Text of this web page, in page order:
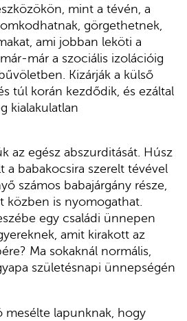
mint a tévén, a
görgethetnek,
ami jobban leköti a
már a szociális izolációig
Kizárják a külső
túl korán kezdődik, és ezáltal
kialakulatlan
az egész abszurditását. Húsz
a babakocsira szerelt tévével
számos babajárgány része,
közben is nyomogathat.
egy családi ünnepen
amit kirakott az
Ma sokaknál normális,
születésnapi ünnepségén
mesélte lapunknak, hogy